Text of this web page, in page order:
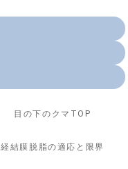
目の下のクマTOP
経結膜脱脂の適応と限界